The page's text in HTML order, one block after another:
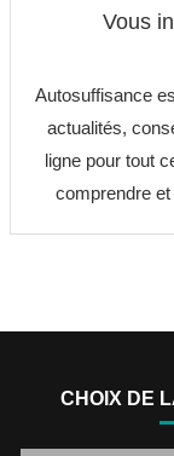
Vous
Autosuffisance
actualités,
ligne pour tout
comprendre
CHOIX DE